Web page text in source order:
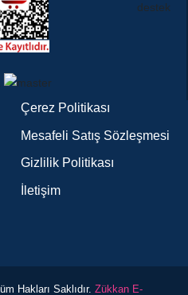
Çerez Politikası
Mesafeli Satış Sözleşmesi
Gizlilik Politikası
İletişim
Hakları Saklıdır. Zükkan E-